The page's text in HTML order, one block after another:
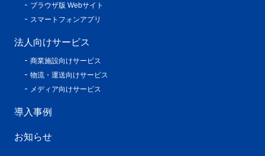
ブラウザ版 Webサイト
スマートフォンアプリ
法人向けサービス
商業施設向けサービス
物流・運送向けサービス
メディア向けサービス
導入事例
お知らせ